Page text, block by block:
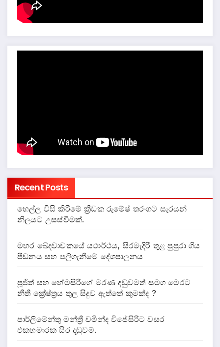
Recent Posts
හෙල්ල විසි කිරීමේ ක්‍රීඩක රුමේෂ් තරංගට සැරයන්
නිලයට උසස්වීමක්.
මහර ඛේදවාචකයේ යථාර්ථය, සිරමැදිරි තුළ පුපුරා ගිය
පීඩනය සහ පලිගැනීමේ දේශපාලනය
පූජිත් සහ හේමසිරිගේ මරණ දඩුවමත් සමග මෙරට
නීතී ක්‍රේෂ්ත්‍රය තුල සිදුව ඇත්තේ කුමක්ද ?
පාර්ලිමේන්තු මන්ත්‍රී චමින්ද විජේසිරිට වසර
එකහමාරක සිර දඬුවම්.